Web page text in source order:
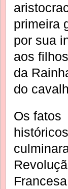
primeira
por sua
aos
da
do
Os fatos